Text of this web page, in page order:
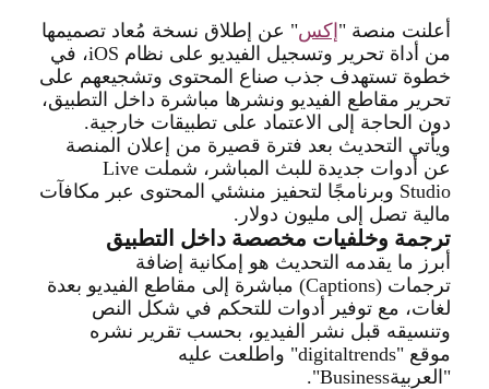
أعلنت منصة "إكس" عن إطلاق نسخة مُعاد تصميمها
من أداة تحرير وتسجيل الفيديو على نظام
، في
خطوة تستهدف جذب صناع المحتوى وتشجيعهم على
تحرير مقاطع الفيديو ونشرها مباشرة داخل التطبيق،
دون الحاجة إلى الاعتماد على تطبيقات خارجية.
ويأتي التحديث بعد فترة قصيرة من إعلان المنصة
عن أدوات جديدة للبث المباشر، شملت Live
Studio وبرنامجًا لتحفيز منشئي المحتوى عبر مكافآت
مالية تصل إلى مليون دولار .
ترجمة وخلفيات مخصصة داخل التطبيق
أبرز ما يقدمه التحديث هو إمكانية إضافة
ترجمات (Captions)
مباشرة إلى مقاطع الفيديو بعدة
لغات، مع توفير أدوات للتحكم في شكل النص
وتنسيقه قبل نشر الفيديو، بحسب تقرير نشره
موقع "digitaltrends"
واطلعت عليه
"العربيةBusiness".